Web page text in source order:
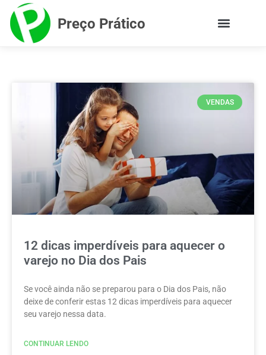
Preço Prático
VENDAS
12 dicas imperdíveis para aquecer o
varejo no Dia dos Pais
Se você ainda não se preparou para o Dia dos Pais, não
deixe de conferir estas 12 dicas imperdíveis para aquecer
seu varejo nessa data.
CONTINUAR LENDO